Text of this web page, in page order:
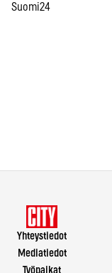
Suomi24
Yhteystiedot
Mediatiedot
Työpaikat